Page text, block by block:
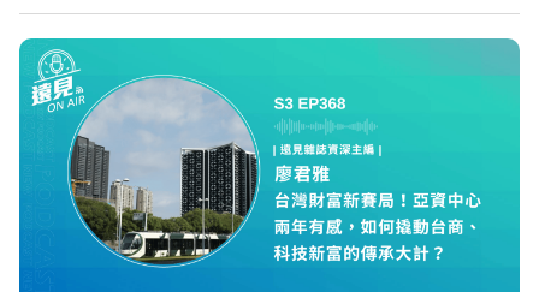
況審慎投資。 完整注意事項詳見網站資訊。 —— 以上為
Firstory Podcast 廣告 —— 在永續減碳、綠色消費與友善
職場的變革浪潮下，傳統大流量、高耗能的百貨零售業該如
何轉型突圍？ 本集《遠見ON AIR》邀請到遠東SOGO百貨
董事長黃晴雯，帶你解析遠東SOGO如何透過戰略布局，打
造出兼顧企業獲利與社會共好的綠色零售新契機！ 🔺如何
從單純百貨專櫃轉型為有溫度的利他平台？ 🔺最難節能的
零售業如何落實「EP100」能效倍增計畫？ 🔺成功推動育
嬰留停、男同仁樂意成家！驚豔業界的「生育代理人制度」